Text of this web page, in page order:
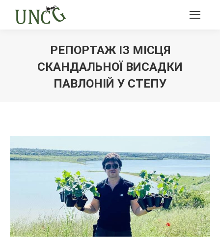
РЕПОРТАЖ ІЗ МІСЦЯ
СКАНДАЛЬНОЇ ВИСАДКИ
ПАВЛОНІЙ У СТЕПУ